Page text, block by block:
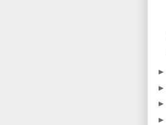
►
►
►
►